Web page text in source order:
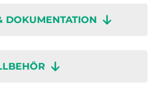
DOKUMENTATION